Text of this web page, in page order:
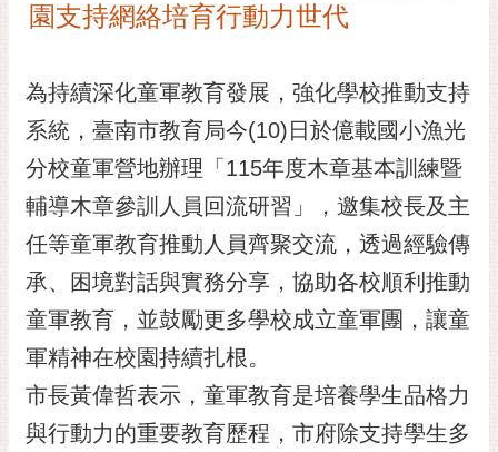
市府團隊
主題服務
市政資訊
市民互動
黃
偉
哲
螢
光
園支持網絡培育行動力世代
為持續深化童軍教育發展，強化學校推動支持
系統，臺南市教育局今(10)日於億載國小漁光
分校童軍營地辦理「115年度木章基本訓練暨
輔導木章參訓人員回流研習」，邀集校長及主
任等童軍教育推動人員齊聚交流，透過經驗傳
承、困境對話與實務分享，協助各校順利推動
童軍教育，並鼓勵更多學校成立童軍團，讓童
軍精神在校園持續扎根。
市長黃偉哲表示，童軍教育是培養學生品格力
與行動力的重要教育歷程，市府除支持學生多